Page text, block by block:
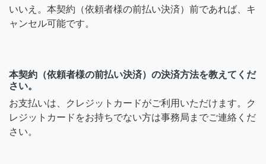
いいえ。本契約（依頼者様の前払い決済）前であれば、キ
ャンセル可能です。
本契約（依頼者様の前払い決済）の決済方法を教えてくだ
さい。
お支払いは、クレジットカードがご利用いただけます。ク
レジットカードをお持ちでない方は事務局までご連絡くだ
さい。